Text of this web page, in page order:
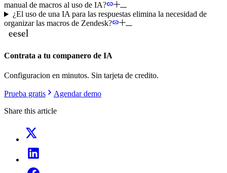
manual de macros al uso de IA?
¿El uso de una IA para las respuestas elimina la necesidad de
organizar las macros de Zendesk?
Contrata a tu companero de IA
Configuracion en minutos. Sin tarjeta de credito.
Prueba gratis
Agendar demo
Share this article